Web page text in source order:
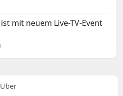
mit neuem Live-TV-Event
Über